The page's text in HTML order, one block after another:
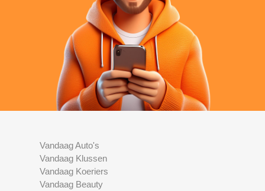
Vandaag Auto's
Vandaag Klussen
Vandaag Koeriers
Vandaag Beauty